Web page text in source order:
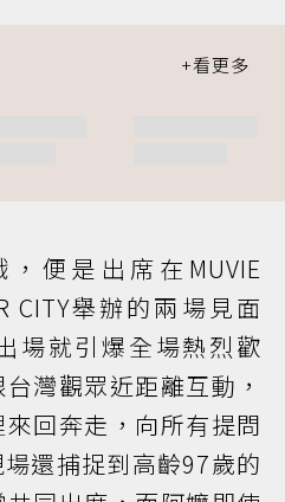
便是出席在MUVIE
CITY舉辦的兩場見面
場就引爆全場熱烈歡
灣觀眾近距離互動，
回奔走，向所有提問
還捕捉到高齡97歲的